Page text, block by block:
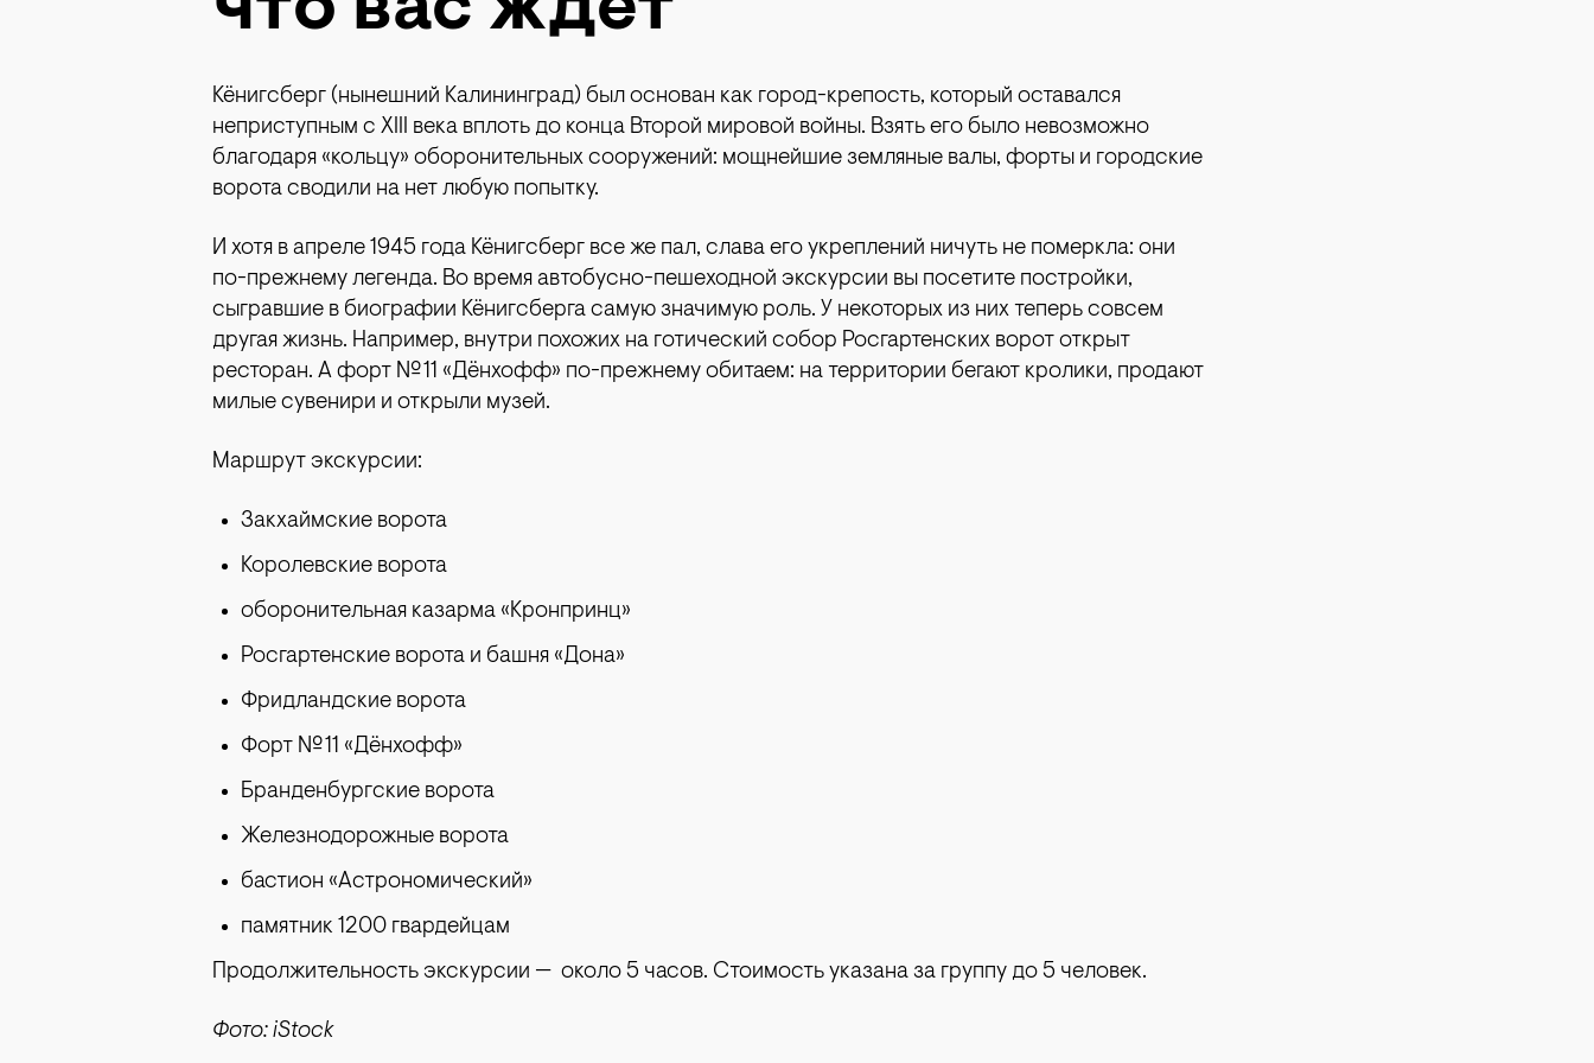
Кёнигсберг (нынешний Калининград) был основан как город-крепость, который оставался
неприступным с XIII века вплоть до конца Второй мировой войны. Взять его было невозможно
благодаря «кольцу» оборонительных сооружений: мощнейшие земляные валы, форты и городские
ворота сводили на нет любую попытку.
И хотя в апреле 1945 года Кёнигсберг все же пал, слава его укреплений ничуть не померкла: они
по-прежнему легенда. Во время автобусно-пешеходной экскурсии вы посетите постройки,
сыгравшие в биографии Кёнигсберга самую значимую роль. У некоторых из них теперь совсем
другая жизнь. Например, внутри похожих на готический собор Росгартенских ворот открыт
ресторан. А форт № 11 «Дёнхофф» по-прежнему обитаем: на территории бегают кролики, продают
милые сувенири и открыли музей.
Маршрут экскурсии:
Закхаймские ворота
Королевские ворота
оборонительная казарма «Кронпринц»
Росгартенские ворота и башня «Дона»
Фридландские ворота
Форт № 11 «Дёнхофф»
Бранденбургские ворота
Железнодорожные ворота
бастион «Астрономический»
памятник 1200 гвардейцам
Продолжительность экскурсии — около 5 часов. Стоимость указана за группу до 5 человек.
Фото: iStock